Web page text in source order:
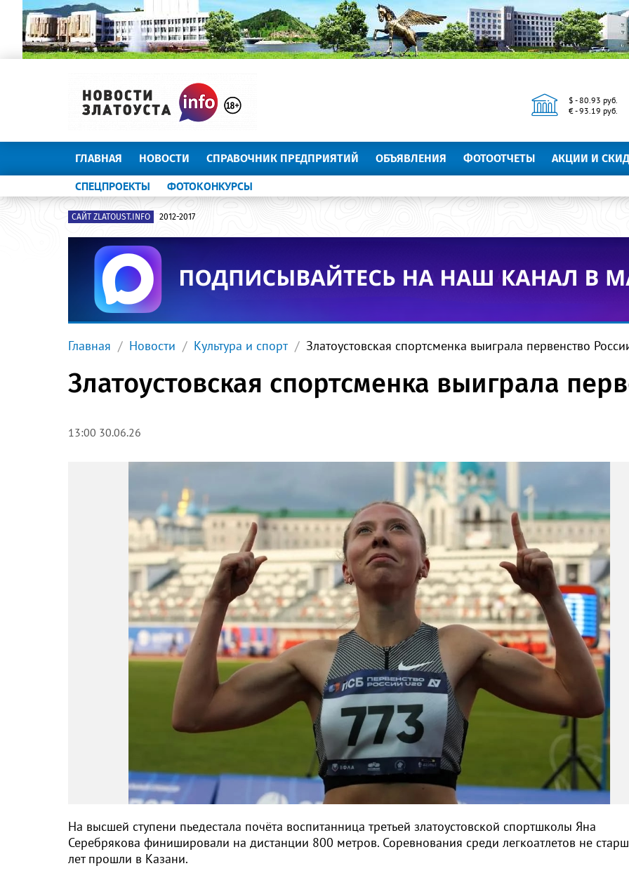
$ - 80.93 руб.
€ - 93.19 руб.
ГЛАВНАЯ НОВОСТИ СПРАВОЧНИК ПРЕДПРИЯТИЙ ОБЪЯВЛЕНИЯ ФОТООТЧЕТЫ АКЦИИ И
СПЕЦПРОЕКТЫ ФОТОКОНКУРСЫ
САЙТ ZLATOUST.INFO 2012-2017
Главная Новости Культура и спорт Златоустовская спортсменка выиграла первенство
Златоустовская спортсменка выиграла
13:00 30.06.26
На высшей ступени пьедестала почёта воспитанница третьей златоустовской спортшколы Яна
Серебрякова финишировали на дистанции 800 метров. Соревнования среди легкоатлетов не
лет прошли в Казани.